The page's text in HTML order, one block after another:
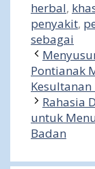
herbal,
penyakit,
sebagai
Pontianak
Rahasia
untuk
Badan